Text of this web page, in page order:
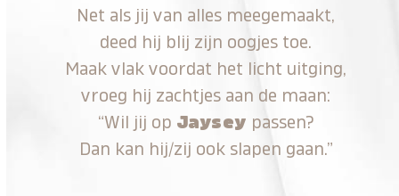
Net als jij van alles meegemaakt,
deed hij blij zijn oogjes toe.
Maak vlak voordat het licht uitging,
vroeg hij zachtjes aan de maan:
“Wil jij op Jaysey passen?
Dan kan hij/zij ook slapen gaan.”